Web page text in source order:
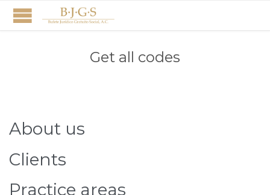
Get all codes
About us
Clients
Practice areas